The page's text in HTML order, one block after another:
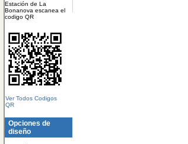
Estación de La
Bonanova escanea el
codigo QR
Ver Todos Codigos
QR
Opciones de
diseño